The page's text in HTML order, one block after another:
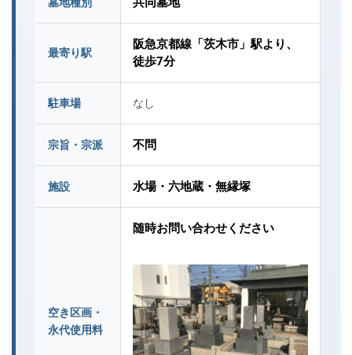
最寄り駅
阪急京都線「茨木市」駅より、
徒歩7分
駐車場 なし
宗旨・宗派 不問
施設 水場・六地蔵・無縁塚
空き区画・
永代使用料
随時お問い合わせください